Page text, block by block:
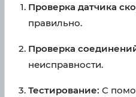
Проверка датчика
правильно.
Проверка
неисправности.
Тестирование: С